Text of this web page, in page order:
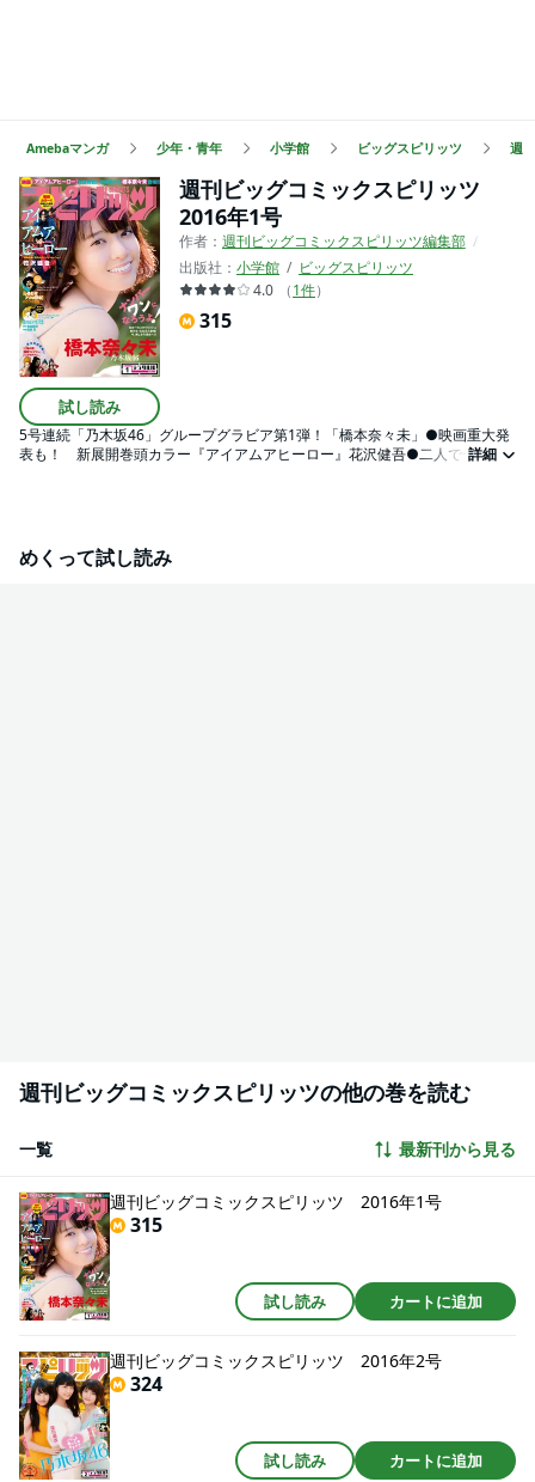
Amebaマンガ 少年・青年 小学館 ビッグスピリッツ 週
試し読み
週刊ビッグコミックスピリッツ
2016年1号
作者： 週刊ビッグコミックスピリッツ編集部
出版社： 小学館
ビッグスピリッツ
4.0
（1件）
315
5号連続「乃木坂46」グループグラビア第1弾！「橋本奈々未」●映画重大発
表も！ 新展開巻頭カラー『アイアムアヒーロー』花沢健吾●二人で一つ！
●『土竜の唄』高橋のぼる●『忘却のサチコ』阿部潤●『100万円の女たち』
青野春秋●『団地ともお』小田扉●『あさひなぐ』こざき亜衣●『るみちゃ
詳細
めくって試し読み
週刊ビッグコミックスピリッツの他の巻を読む
一覧 最新刊から見る
週刊ビッグコミックスピリッツ 2016年1号
315
試し読み カートに追加
週刊ビッグコミックスピリッツ 2016年2号
324
試し読み カートに追加